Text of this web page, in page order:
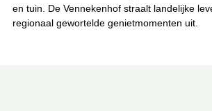
en tuin. De Vennekenhof straalt landelijke
regionaal gewortelde genietmomenten uit.